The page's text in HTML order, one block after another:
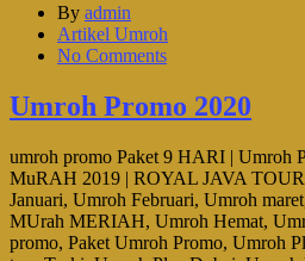
By admin
Artikel Umroh
No Comments
Umroh Promo 2020
umroh promo Paket 9 HARI | Umroh
MuRAH 2019 | ROYAL JAVA
Januari, Umroh Februari, Umroh
MUrah MERIAH, Umroh Hemat,
promo, Paket Umroh Promo, Umroh